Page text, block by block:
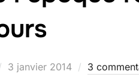
Publié
3 janvier 2014 3